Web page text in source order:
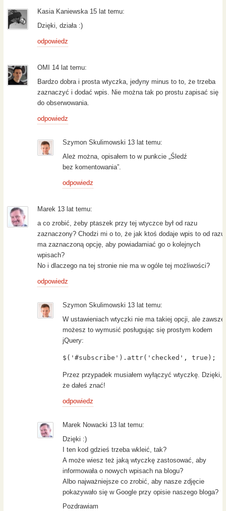
Kasia Kaniewska 15 lat temu:
Dzięki, działa :)
odpowiedz
OMI 14 lat temu:
Bardzo dobra i prosta wtyczka, jedyny minus to to, że trzeba
zaznaczyć i dodać wpis. Nie można tak po prostu zapisać się
do obserwowania.
odpowiedz
Szymon Skulimowski 13 lat temu:
Ależ można, opisałem to w punkcie „Śledź
bez komentowania”.
odpowiedz
Marek 13 lat temu:
a co zrobić, żeby ptaszek przy tej wtyczce był od razu
zaznaczony? Chodzi mi o to, że jak ktoś dodaje wpis to od razu
ma zaznaczoną opcję, aby powiadamiać go o kolejnych
wpisach?
No i dlaczego na tej stronie nie ma w ogóle tej możliwości?
odpowiedz
Szymon Skulimowski 13 lat temu:
W ustawieniach wtyczki nie ma takiej opcji, ale zawsze
możesz to wymusić posługując się prostym kodem
jQuery:
$('#subscribe').attr('checked', true);
Przez przypadek musiałem wyłączyć wtyczkę. Dzięki,
że dałeś znać!
odpowiedz
Marek Nowacki 13 lat temu:
Dzięki :)
I ten kod gdzieś trzeba wkleić, tak?
A może wiesz też jaką wtyczkę zastosować, aby
informowała o nowych wpisach na blogu?
Albo najważniejsze co zrobić, aby nasze zdjęcie
pokazywało się w Google przy opisie naszego bloga?
Pozdrawiam